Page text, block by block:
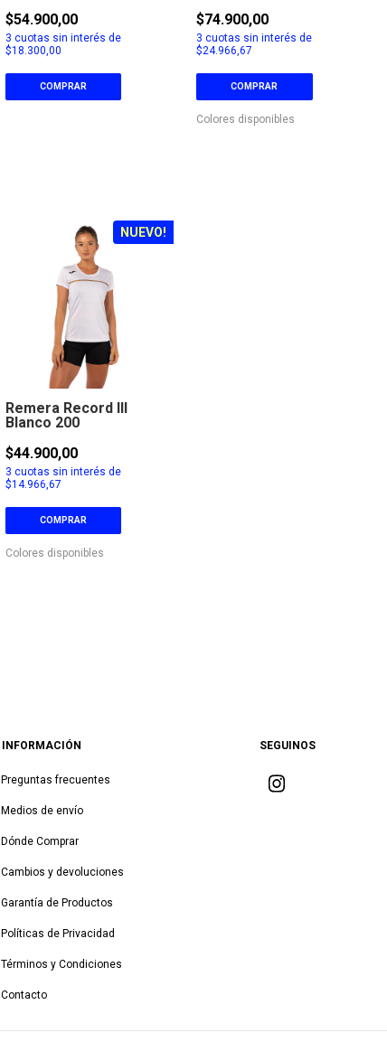
$54.900,00
3 cuotas sin interés de
$18.300,00
COMPRAR
$74.900,00
3 cuotas sin interés de
$24.966,67
COMPRAR
Colores disponibles
NUEVO!
Remera Record III
Blanco 200
$44.900,00
3 cuotas sin interés de
$14.966,67
COMPRAR
Colores disponibles
INFORMACIÓN
Preguntas frecuentes
Medios de envío
Dónde Comprar
Cambios y devoluciones
Garantía de Productos
Políticas de Privacidad
Términos y Condiciones
Contacto
SEGUINOS